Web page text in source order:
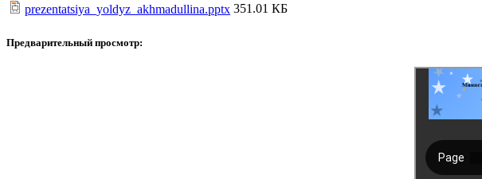
prezentatsiya_yoldyz_akhmadullina.pptx 351.01 КБ
Предварительный просмотр: